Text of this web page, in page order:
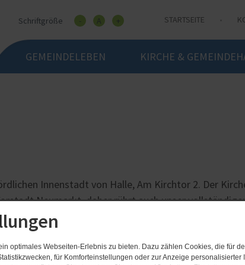
optimales Webseiten-Erlebnis zu bieten. Dazu zählen Cookies, die für
für Komforteinstellungen oder zur Anzeige
Schriftgröße - A + STARTSEITE
GEMEINDELEBEN KIRCHE &
Innenstadt von Halle, Am Kirchtor 2. Der
Neumarkt, daher rührt auch unser
zu Halle“.